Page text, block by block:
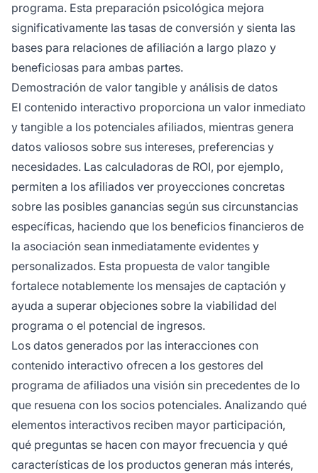
programa. Esta preparación psicológica mejora
significativamente las tasas de conversión y sienta las
bases para relaciones de afiliación a largo plazo y
beneficiosas para ambas partes.
Demostración de valor tangible y análisis de datos
El contenido interactivo proporciona un valor inmediato
y tangible a los potenciales afiliados, mientras genera
datos valiosos sobre sus intereses, preferencias y
necesidades. Las calculadoras de ROI, por ejemplo,
permiten a los afiliados ver proyecciones concretas
sobre las posibles ganancias según sus circunstancias
específicas, haciendo que los beneficios financieros de
la asociación sean inmediatamente evidentes y
personalizados. Esta propuesta de valor tangible
fortalece notablemente los mensajes de captación y
ayuda a superar objeciones sobre la viabilidad del
programa o el potencial de ingresos.
Los datos generados por las interacciones con
contenido interactivo ofrecen a los gestores del
programa de afiliados una visión sin precedentes de lo
que resuena con los socios potenciales. Analizando qué
elementos interactivos reciben mayor participación,
qué preguntas se hacen con mayor frecuencia y qué
características de los productos generan más interés,